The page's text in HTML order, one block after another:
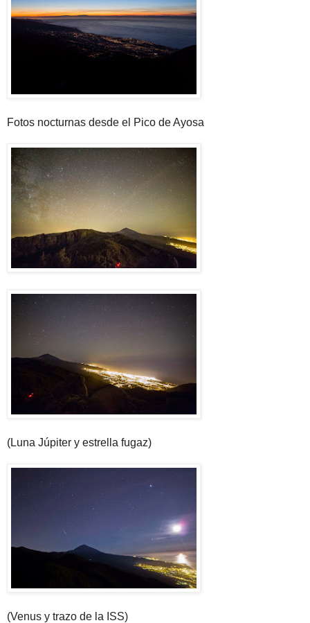
Fotos nocturnas desde el Pico de Ayosa
(Luna Júpiter y estrella fugaz)
(Venus y trazo de la ISS)